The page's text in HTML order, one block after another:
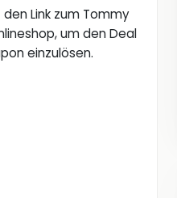
den Link zum Tommy
um den Deal
einzulösen.